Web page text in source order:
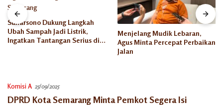
Suharsono Dukung Langkah
Ubah Sampah Jadi Listrik,
Ingatkan Tantangan Serius di
Menjelang Mudik Lebaran,
Agus Minta Percepat Perbaikan
Jalan
Komisi A 25/09/2025
DPRD Kota Semarang Minta Pemkot Segera Isi